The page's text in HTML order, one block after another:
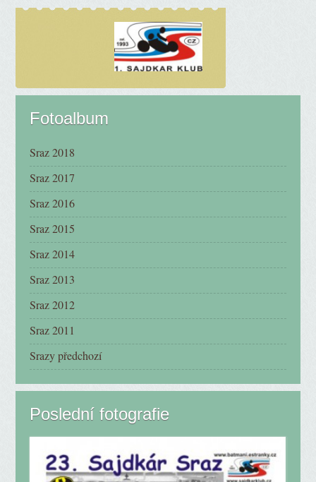
Fotoalbum
Sraz 2018
Sraz 2017
Sraz 2016
Sraz 2015
Sraz 2014
Sraz 2013
Sraz 2012
Sraz 2011
Srazy předchozí
Poslední fotografie